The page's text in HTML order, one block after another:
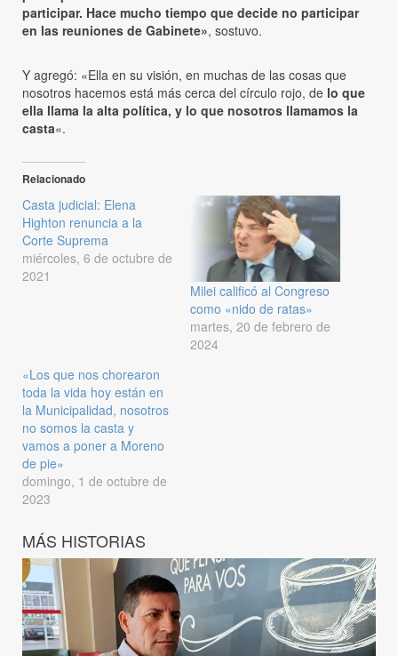
participar. Hace mucho tiempo que decide no participar
en las reuniones de Gabinete», sostuvo.
Y agregó: «Ella en su visión, en muchas de las cosas que
nosotros hacemos está más cerca del círculo rojo, de lo que
ella llama la alta política, y lo que nosotros llamamos la
casta«.
Relacionado
Casta judicial: Elena
Highton renuncia a la
Corte Suprema
miércoles, 6 de octubre de
2021
Milei calificó al Congreso
como «nido de ratas»
martes, 20 de febrero de
2024
«Los que nos chorearon
toda la vida hoy están en
la Municipalidad, nosotros
no somos la casta y
vamos a poner a Moreno
de pie»
domingo, 1 de octubre de
2023
MÁS HISTORIAS